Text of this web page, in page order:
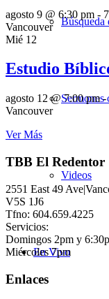
Búsqueda
Sermones
Videos
En Vivo
agosto 9 @ 6:30 pm -
Vancouver
Mié 12
Estudio
agosto 12 @ 7:00 pm-
Vancouver
Ver Más
TBB El Redentor
2551 East 49
V5S 1J6
Tfno: 604.659.4225
Servicios:
Domingos 2pm y
Miércoles 7pm
Enlaces